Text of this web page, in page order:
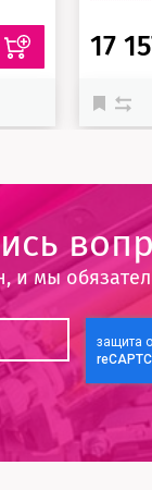
17
и мы